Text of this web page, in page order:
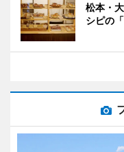
松本・
シピの